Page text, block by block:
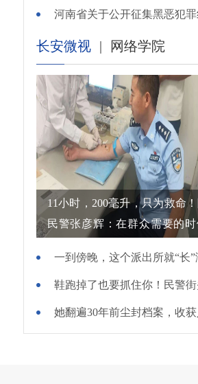
河南省关于公开征集黑恶犯
长安微视 | 网络学院
11小时，200毫升，只为救命
民警张彦辉：在群众需要的
一到傍晚，这个派出所就“长